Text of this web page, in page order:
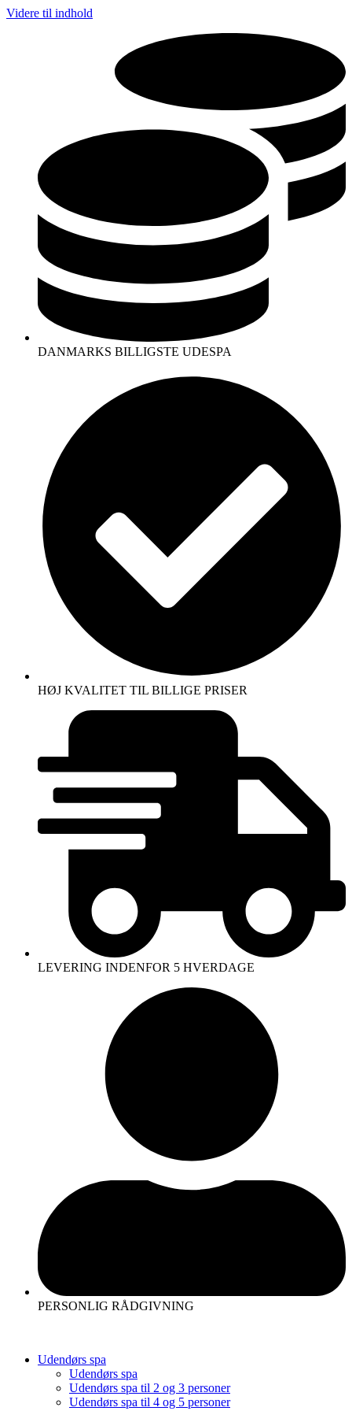
Videre til indhold
DANMARKS BILLIGSTE UDESPA
HØJ KVALITET TIL BILLIGE PRISER
LEVERING INDENFOR 5 HVERDAGE
PERSONLIG RÅDGIVNING
Udendørs spa
Udendørs spa
Udendørs spa til 2 og 3 personer
Udendørs spa til 4 og 5 personer